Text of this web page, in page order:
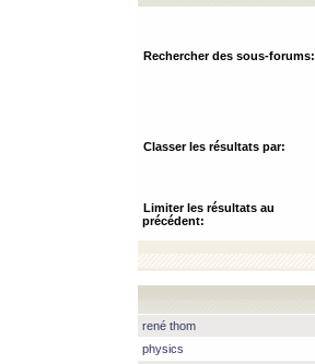
Rechercher des sous-forums:
Classer les résultats par:
Limiter les résultats au
précédent:
rené thom
physics